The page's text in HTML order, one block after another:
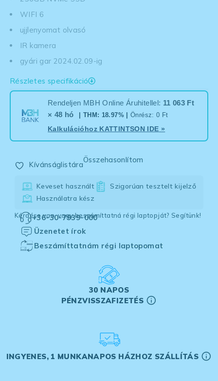
WIFI 6
ujjlenyomat olvasó
IR kamera
gyári gar 2024.02.09-ig
Részletes specifikáció
Rendeljen MBH Online Áruhitellel: 11 063 Ft
× 48 hó
| THM: 18.97% | Önrész: 0 Ft
Kalkulációhoz KATTINTSON IDE »
Kívánságlistára
Összehasonlítom
Keveset használt
Szigorúan tesztelt kijelző
Használatra kész
Kérdése van, vagy beszámíttatná régi laptopját? Segítünk!
+36-30-7939-000
Üzenetet írok
Beszámíttatnám régi laptopomat
30 NAPOS
PÉNZVISSZAFIZETÉS
INGYENES, 1 MUNKANAPOS HÁZHOZ SZÁLLÍTÁS